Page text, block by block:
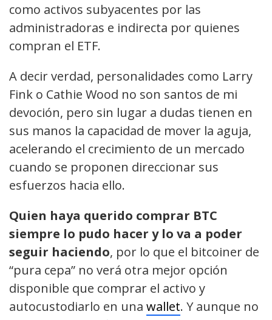
como activos subyacentes por las
administradoras e indirecta por quienes
compran el ETF.
A decir verdad, personalidades como Larry
Fink o Cathie Wood no son santos de mi
devoción, pero sin lugar a dudas tienen en
sus manos la capacidad de mover la aguja,
acelerando el crecimiento de un mercado
cuando se proponen direccionar sus
esfuerzos hacia ello.
Quien haya querido comprar BTC
siempre lo pudo hacer y lo va a poder
seguir haciendo, por lo que el bitcoiner de
“pura cepa” no verá otra mejor opción
disponible que comprar el activo y
autocustodiarlo en una wallet. Y aunque no